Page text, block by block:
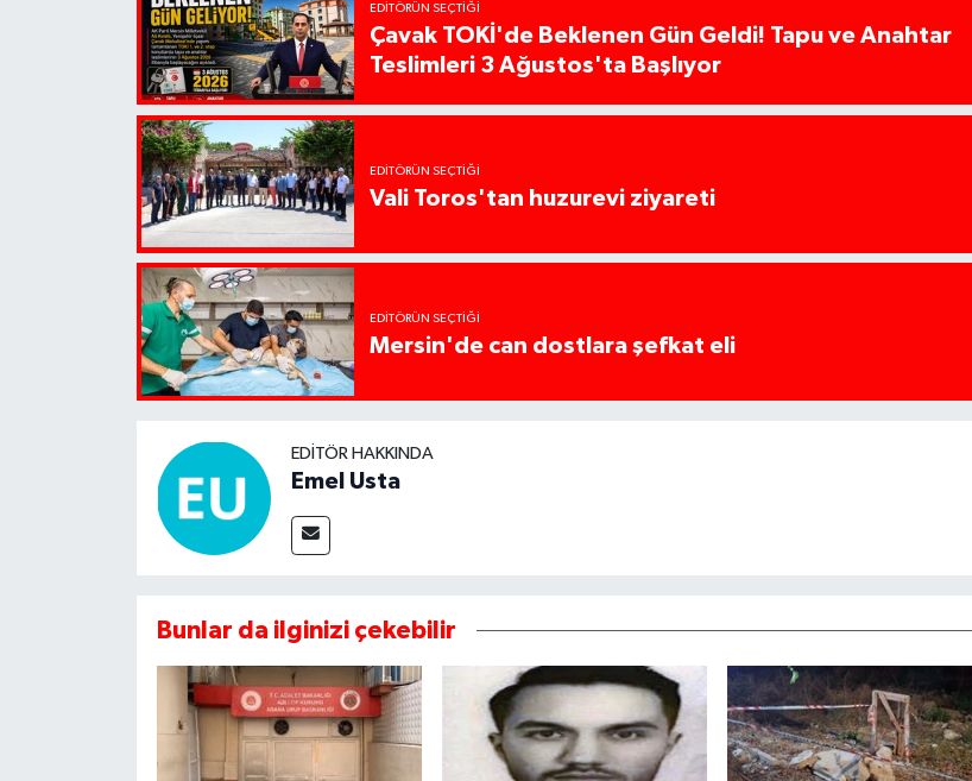
EDITÖRÜN SEÇTIĞI
Çavak TOKİ'de Beklenen Gün Geldi! Tapu ve Anahtar
Teslimleri 3 Ağustos'ta Başlıyor
EDITÖRÜN SEÇTIĞI
Vali Toros'tan huzurevi ziyareti
EDITÖRÜN SEÇTIĞI
Mersin'de can dostlara şefkat eli
EDITÖR HAKKINDA
Emel Usta
Bunlar da ilginizi çekebilir